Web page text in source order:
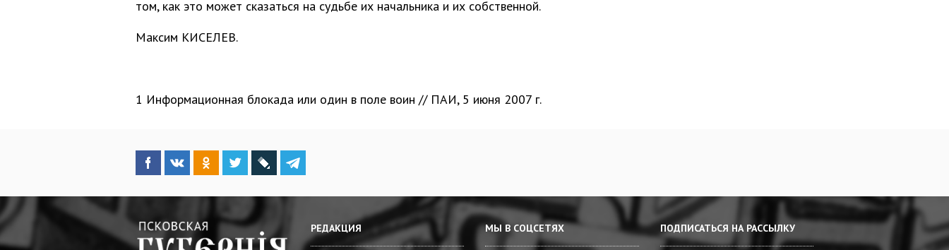
том, как это может сказаться на судьбе их начальника и их собственной.
Максим КИСЕЛЕВ.
1 Информационная блокада или один в поле воин // ПАИ, 5 июня 2007 г.
РЕДАКЦИЯ МЫ В СОЦСЕТЯХ ПОДПИСАТЬСЯ НА РАССЫЛКУ